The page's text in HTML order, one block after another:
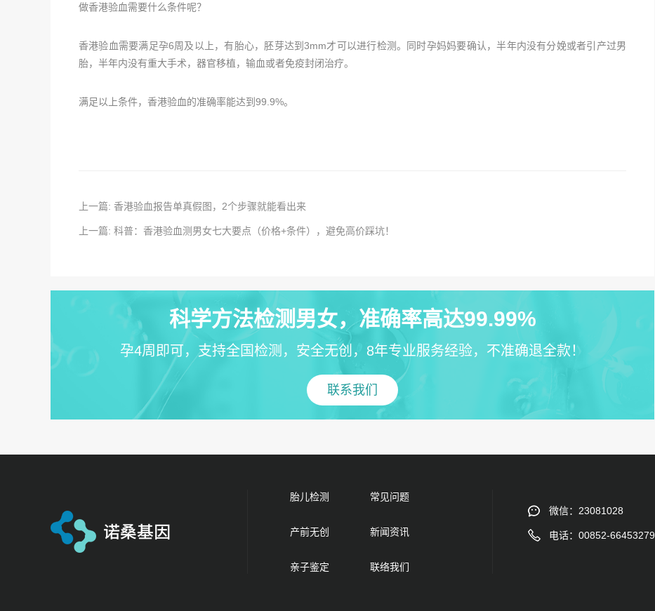
做香港验血需要什么条件呢？
香港验血需要满足孕6周及以上，有胎心，胚芽达到3mm才可以进行检测。同时孕妈妈要确认，半年内没有分娩或者引产过男
胎，半年内没有重大手术，器官移植，输血或者免疫封闭治疗。
满足以上条件，香港验血的准确率能达到99.9%。
上一篇: 香港验血报告单真假图，2个步骤就能看出来
上一篇: 科普：香港验血测男女七大要点（价格+条件），避免高价踩坑！
科学方法检测男女，准确率高达99.99%
孕4周即可，支持全国检测，安全无创，8年专业服务经验，不准确退全款！
联系我们
胎儿检测 常见问题
产前无创 新闻资讯
亲子鉴定 联络我们
微信：23081028
电话：00852-66453279